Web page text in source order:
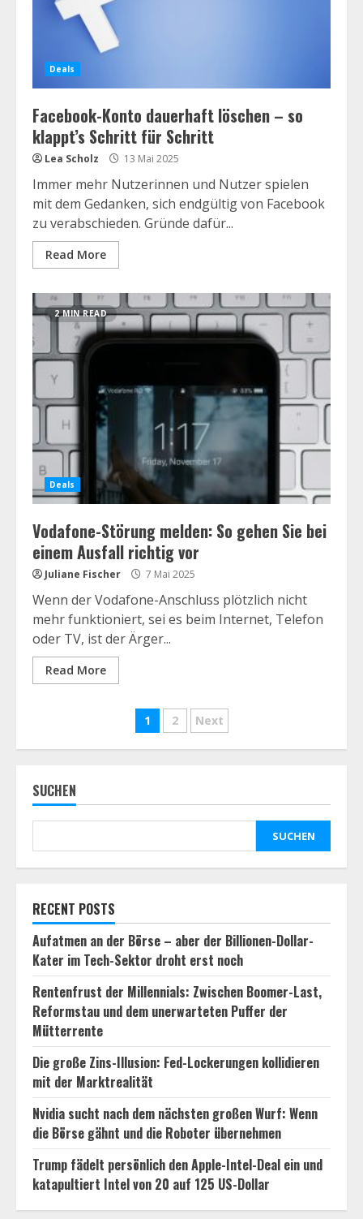
Deals
Facebook-Konto dauerhaft löschen – so
klappt’s Schritt für Schritt
Lea Scholz 13 Mai 2025
Immer mehr Nutzerinnen und Nutzer spielen
mit dem Gedanken, sich endgültig von Facebook
zu verabschieden. Gründe dafür...
Read More
2 MIN READ
Deals
Vodafone-Störung melden: So gehen Sie bei
einem Ausfall richtig vor
Juliane Fischer 7 Mai 2025
Wenn der Vodafone-Anschluss plötzlich nicht
mehr funktioniert, sei es beim Internet, Telefon
oder TV, ist der Ärger...
Read More
Seitennummerierung
der
1 2 Next
SUCHEN
SUCHEN
RECENT POSTS
Aufatmen an der Börse – aber der Billionen-Dollar-
Kater im Tech-Sektor droht erst noch
Rentenfrust der Millennials: Zwischen Boomer-Last,
Reformstau und dem unerwarteten Puffer der
Mütterrente
Die große Zins-Illusion: Fed-Lockerungen kollidieren
mit der Marktrealität
Nvidia sucht nach dem nächsten großen Wurf: Wenn
die Börse gähnt und die Roboter übernehmen
Trump fädelt persönlich den Apple-Intel-Deal ein und
katapultiert Intel von 20 auf 125 US-Dollar